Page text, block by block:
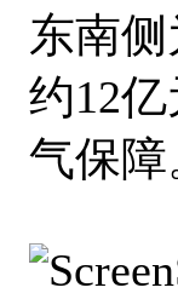
东南
约12
气保障